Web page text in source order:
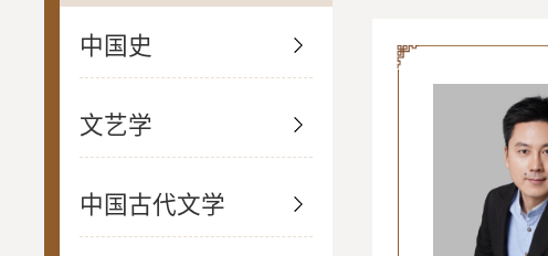
中国史
文艺学
中国古代文学